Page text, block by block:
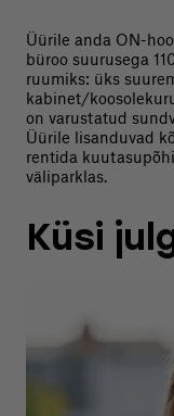
Üürile anda ON-
büroo suurusega
ruumiks: üks
kabinet/
on varustatud
Üürile lisanduvad
rentida
väliparklas.
Küsi